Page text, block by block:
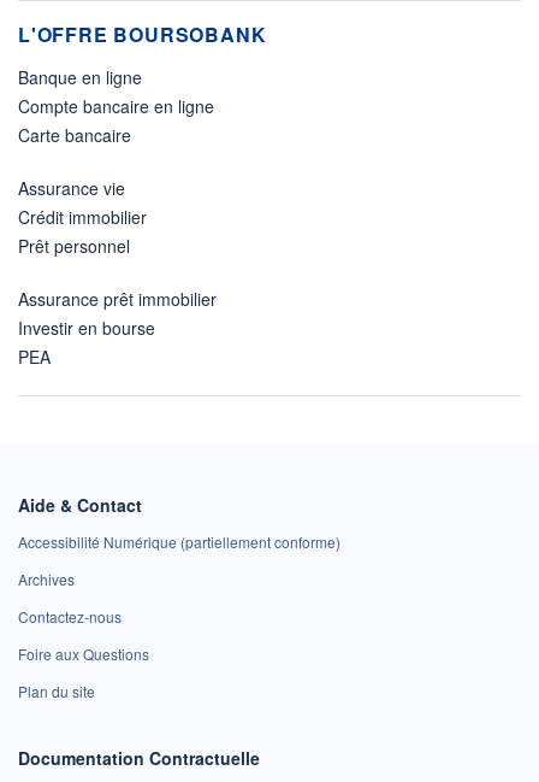
L'OFFRE BOURSOBANK
Banque en ligne
Compte bancaire en ligne
Carte bancaire
Assurance vie
Crédit immobilier
Prêt personnel
Assurance prêt immobilier
Investir en bourse
PEA
Aide & Contact
Accessibilité Numérique (partiellement conforme)
Archives
Contactez-nous
Foire aux Questions
Plan du site
Documentation Contractuelle